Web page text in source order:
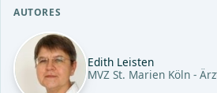
AUTORES
Edith Leisten
MVZ St. Marien Köln -